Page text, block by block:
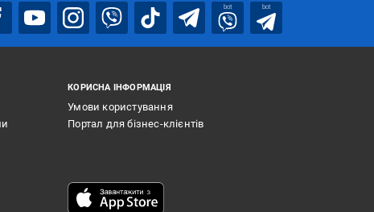
bot bot
КОРИСНА ІНФОРМАЦІЯ
Умови користування
Портал для бізнес-клієнтів